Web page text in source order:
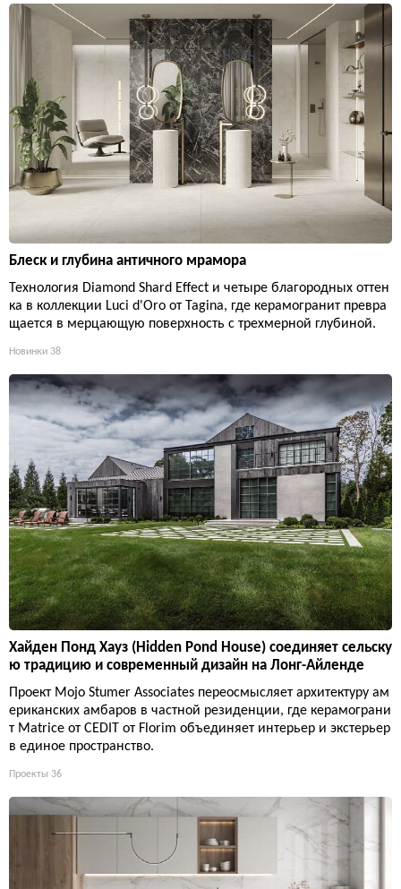
Блеск и глубина античного мрамора
Технология Diamond Shard Effect и четыре благородных оттен
ка в коллекции Luci d'Oro от Tagina, где керамогранит превра
щается в мерцающую поверхность с трехмерной глубиной.
Новинки 38
Хайден Понд Хауз (Hidden Pond House) соединяет сельску
ю традицию и современный дизайн на Лонг-Айленде
Проект Mojo Stumer Associates переосмысляет архитектуру ам
ериканских амбаров в частной резиденции, где керамограни
т Matrice от CEDIT от Florim объединяет интерьер и экстерьер
в единое пространство.
Проекты 36